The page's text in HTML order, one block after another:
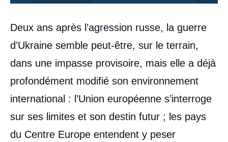
Corps
analyses
Deux ans après l’agression russe, la guerre
d’Ukraine semble peut-être, sur le terrain,
dans une impasse provisoire, mais elle a déjà
profondément modifié son environnement
international : l’Union européenne s’interroge
sur ses limites et son destin futur ; les pays
du Centre Europe entendent y peser